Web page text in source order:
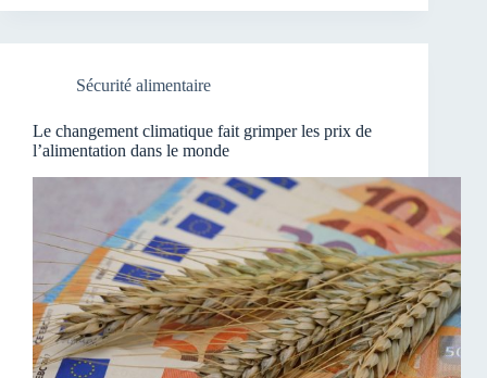
Sécurité alimentaire
Le changement climatique fait grimper les prix de
l’alimentation dans le monde